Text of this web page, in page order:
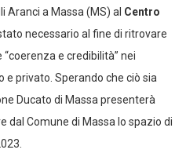
a Massa (MS) al Centro
necessario al fine di ritrovare
e credibilità” nei
privato. Sperando che ciò sia
Ducato di Massa presenterà
dal Comune di Massa lo spazio di